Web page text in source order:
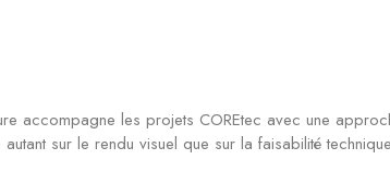
accompagne les projets COREtec avec une
sur le rendu visuel que sur la faisabilité